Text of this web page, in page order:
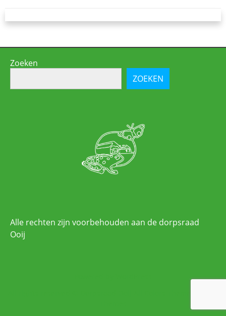
Zoeken
ZOEKEN
Alle rechten zijn voorbehouden aan de dorpsraad
Ooij